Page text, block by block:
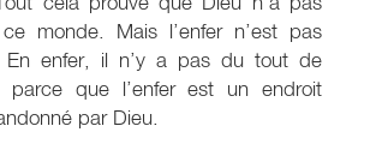
monde. Mais l’enfer n’est pas
En enfer, il n’y a pas du tout de
parce que l’enfer est un endroit
par Dieu.